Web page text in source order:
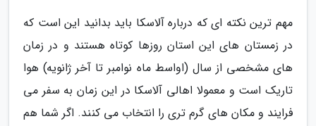
مهم ترین نکته ای که درباره آلاسکا باید بدانید این است که
در زمستان های این استان روزها کوتاه هستند و در زمان
های مشخصی از سال (اواسط ماه نوامبر تا آخر ژانویه) هوا
تاریک است و معمولا اهالی آلاسکا در این زمان به سفر می
فرایند و مکان های گرم تری را انتخاب می کنند. اگر شما هم